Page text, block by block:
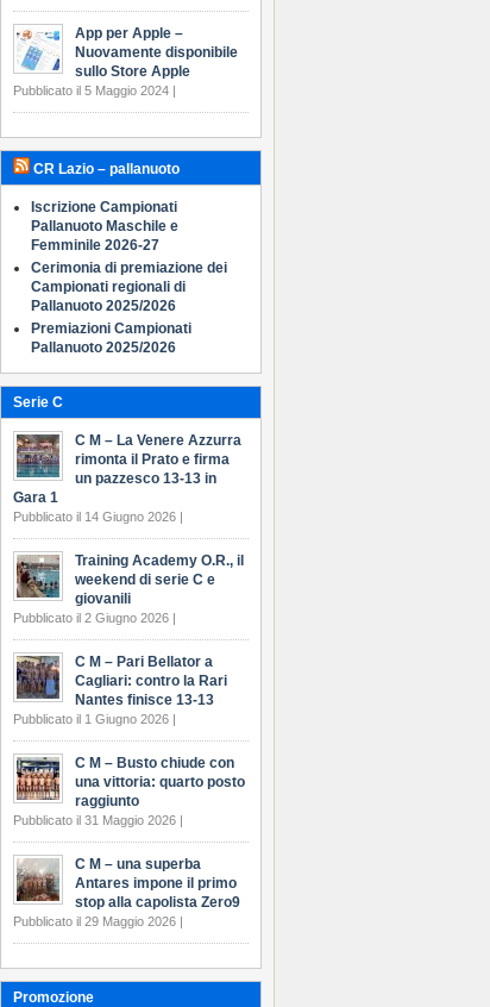
App per Apple –
Nuovamente disponibile
sullo Store Apple
Pubblicato il 5 Maggio 2024 |
CR Lazio – pallanuoto
Iscrizione Campionati
Pallanuoto Maschile e
Femminile 2026-27
Cerimonia di premiazione dei
Campionati regionali di
Pallanuoto 2025/2026
Premiazioni Campionati
Pallanuoto 2025/2026
Serie C
C M – La Venere Azzurra
rimonta il Prato e firma
un pazzesco 13-13 in
Gara 1
Pubblicato il 14 Giugno 2026 |
Training Academy O.R., il
weekend di serie C e
giovanili
Pubblicato il 2 Giugno 2026 |
C M – Pari Bellator a
Cagliari: contro la Rari
Nantes finisce 13-13
Pubblicato il 1 Giugno 2026 |
C M – Busto chiude con
una vittoria: quarto posto
raggiunto
Pubblicato il 31 Maggio 2026 |
C M – una superba
Antares impone il primo
stop alla capolista Zero9
Pubblicato il 29 Maggio 2026 |
Promozione